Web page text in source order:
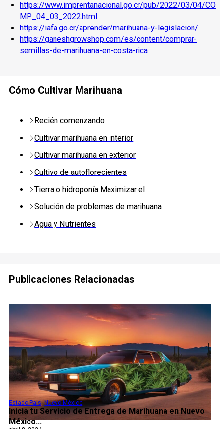
https://www.imprentanacional.go.cr/pub/2022/03/04/CO
MP_04_03_2022.html
https://iafa.go.cr/aprender/marihuana-y-legislacion/
https://ganeshgrowshop.com/es/content/comprar-
semillas-de-marihuana-en-costa-rica
Cómo Cultivar Marihuana
Recién comenzando
Cultivar marihuana en interior
Cultivar marihuana en exterior
Cultivo de autoflorecientes
Tierra o hidroponía Maximizar el
Solución de problemas de marihuana
Agua y Nutrientes
Publicaciones Relacionadas
Inicia tu Servicio de Entrega de Marihuana en Nuevo
México...
Estado Pais,Nuevo México